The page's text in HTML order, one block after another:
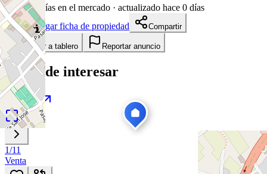
1651
días en el mercado · actualizado hace 0 días
Descargar ficha de propiedad
Compartir
Añadir a tablero Reportar anuncio
Te puede interesar
Ver todas
1/11
Venta